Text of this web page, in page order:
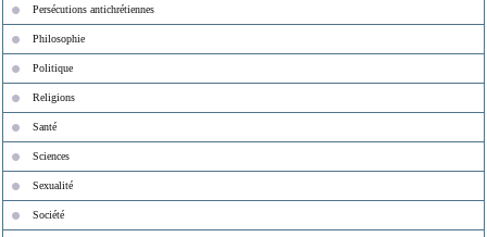
Persécutions antichrétiennes
Philosophie
Politique
Religions
Santé
Sciences
Sexualité
Société